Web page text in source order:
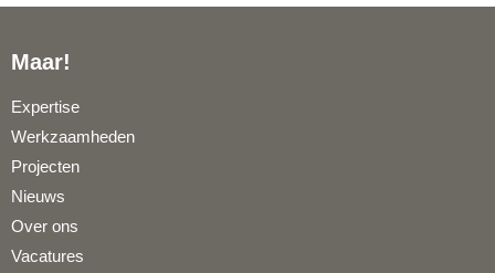
Maar!
Expertise
Werkzaamheden
Projecten
Nieuws
Over ons
Vacatures